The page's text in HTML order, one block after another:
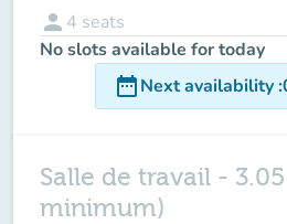
person 4 seats
No slots available for today
date_rangeNext availability:
Salle de travail -
minimum)